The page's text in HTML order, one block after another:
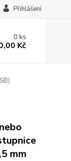
Přihlášení
0ks
Kč
mm